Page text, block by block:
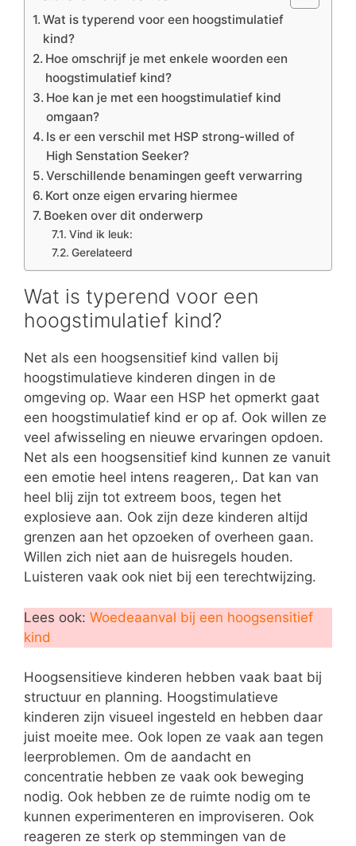
Wat is typerend voor een hoogstimulatief
kind?
Hoe omschrijf je met enkele woorden een
hoogstimulatief kind?
Hoe kan je met een hoogstimulatief kind
omgaan?
Is er een verschil met HSP strong-willed of
High Senstation Seeker?
Verschillende benamingen geeft verwarring
Kort onze eigen ervaring hiermee
Boeken over dit onderwerp
Vind ik leuk:
Gerelateerd
Wat is typerend voor een
hoogstimulatief kind?
Net als een hoogsensitief kind vallen bij
hoogstimulatieve kinderen dingen in de
omgeving op. Waar een HSP het opmerkt gaat
een hoogstimulatief kind er op af. Ook willen ze
veel afwisseling en nieuwe ervaringen opdoen.
Net als een hoogsensitief kind kunnen ze vanuit
een emotie heel intens reageren,. Dat kan van
heel blij zijn tot extreem boos, tegen het
explosieve aan. Ook zijn deze kinderen altijd
grenzen aan het opzoeken of overheen gaan.
Willen zich niet aan de huisregels houden.
Luisteren vaak ook niet bij een terechtwijzing.
Lees ook: Woedeaanval bij een hoogsensitief
kind
Hoogsensitieve kinderen hebben vaak baat bij
structuur en planning. Hoogstimulatieve
kinderen zijn visueel ingesteld en hebben daar
juist moeite mee. Ook lopen ze vaak aan tegen
leerproblemen. Om de aandacht en
concentratie hebben ze vaak ook beweging
nodig. Ook hebben ze de ruimte nodig om te
kunnen experimenteren en improviseren. Ook
reageren ze sterk op stemmingen van de